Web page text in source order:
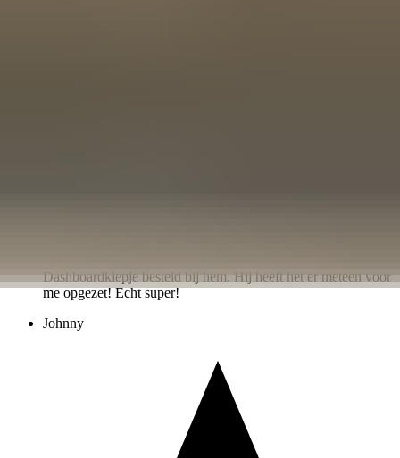
Dashboardklepje besteld bij hem. Hij heeft het er meteen voor
me opgezet! Echt super!
Johnny